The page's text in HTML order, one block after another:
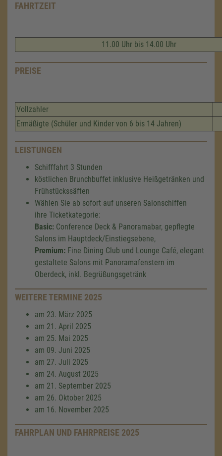
FAHRTZEIT
11.00 Uhr bis 14.00 Uhr
PREISE
Vollzahler
Ermäßigte (Schüler und Kinder von 6 bis 14 Jahren)
LEISTUNGEN
Schifffahrt 3 Stunden
köstlichen Brunchbuffet inklusive Heißgetränken und
Frühstückssäften
Wählen Sie ab sofort auf unseren Salonschiffen
ihre Ticketkategorie:
Basic: Conference Deck & Panoramabar, gepflegte
Salons im Hauptdeck/Einstiegsebene,
Premium: Fine Dining Club und Lounge Café, elegant
gestaltete Salons mit Panoramafenstern im
Oberdeck, inkl. Begrüßungsgetränk
WEITERE TERMINE 2025
am 23. März 2025
am 21. April 2025
am 25. Mai 2025
am 09. Juni 2025
am 27. Juli 2025
am 24. August 2025
am 21. September 2025
am 26. Oktober 2025
am 16. November 2025
FAHRPLAN UND FAHRPREISE 2025